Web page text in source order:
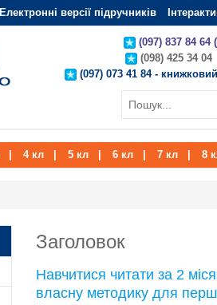
Електронні версії підручників
(097) 837 84 64
(098) 425 34 04
(097) 073 41 84 -
4 кл 5 кл 6 кл 7 кл 8
Заголовок
Навчитися читати за 2
власну методику для